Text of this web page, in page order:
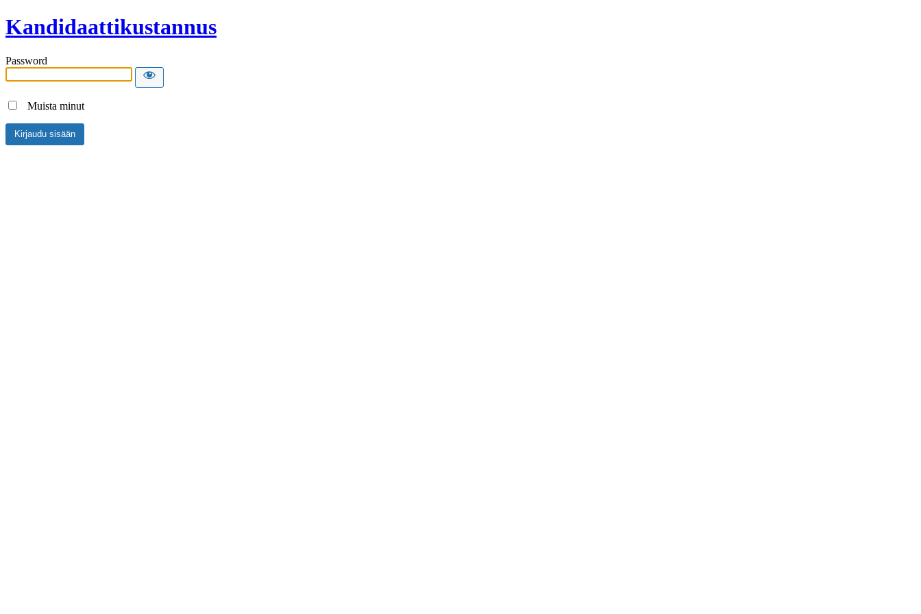
Kandidaattikustannus
Password
Muista minut